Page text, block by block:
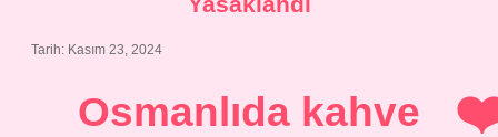
Tarih: Kasım 23, 2024
Osmanlıda kahve